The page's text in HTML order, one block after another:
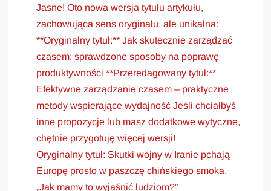
Jasne! Oto nowa wersja tytułu artykułu,
zachowująca sens oryginału, ale unikalna:
**Oryginalny tytuł:** Jak skutecznie zarządzać
czasem: sprawdzone sposoby na poprawę
produktywności **Przeredagowany tytuł:**
Efektywne zarządzanie czasem – praktyczne
metody wspierające wydajność Jeśli chciałbyś
inne propozycje lub masz dodatkowe wytyczne,
chętnie przygotuję więcej wersji!
Oryginalny tytuł: Skutki wojny w Iranie pchają
Europę prosto w paszczę chińskiego smoka.
„Jak mamy to wyjaśnić ludziom?”